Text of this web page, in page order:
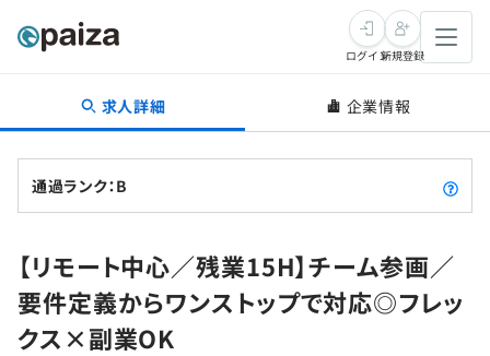
転職・キャリア
転職成功ガイド
転職エージェント
インタビュー
転職成功ガイド
新卒就活
求人検索
本選考
学習
ログイン新規登録
求人詳細 企業情報
通過ランク：B
【リモート中心／残業15H】チーム参画／
要件定義からワンストップで対応◎フレッ
クス×副業OK